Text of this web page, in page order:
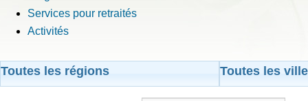
Services pour retraités
Activités
Toutes les régions Toutes les